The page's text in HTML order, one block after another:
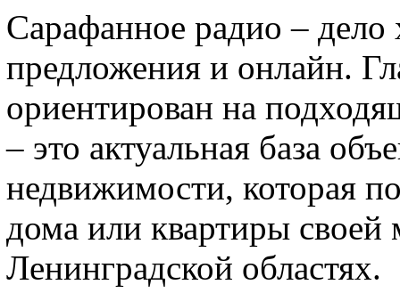
Сарафанное радио –
предложения и онлайн.
ориентирован на
– это актуальная база
недвижимости, которая
дома или квартиры
Ленинградской областях.